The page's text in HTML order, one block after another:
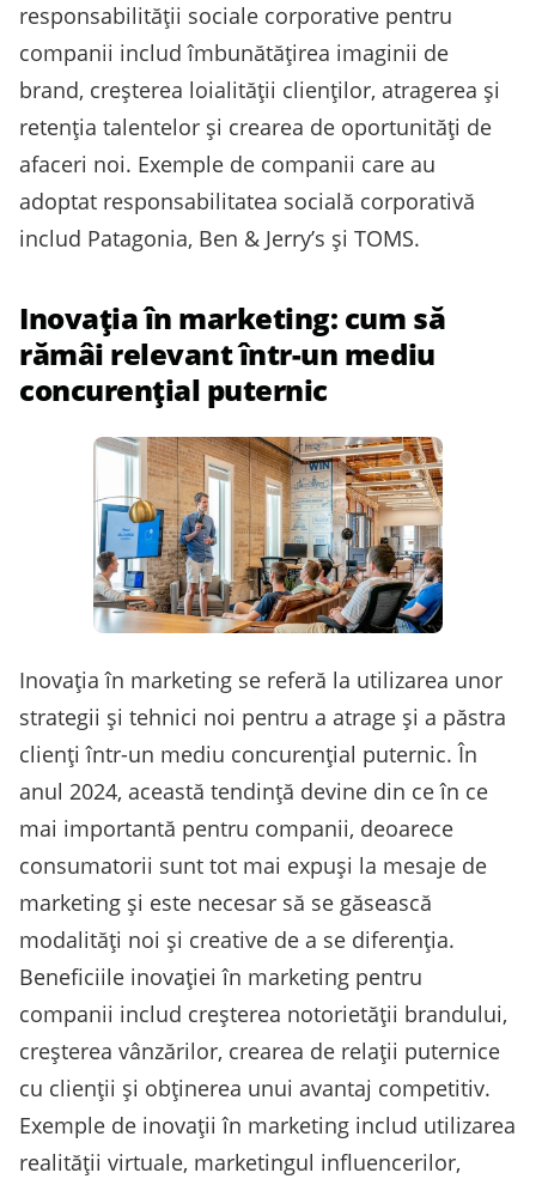
responsabilității sociale corporative pentru
companii includ îmbunătățirea imaginii de
brand, creșterea loialității clienților, atragerea și
retenția talentelor și crearea de oportunități de
afaceri noi. Exemple de companii care au
adoptat responsabilitatea socială corporativă
includ Patagonia, Ben & Jerry’s și TOMS.
Inovația în marketing: cum să
rămâi relevant într-un mediu
concurențial puternic
Inovația în marketing se referă la utilizarea unor
strategii și tehnici noi pentru a atrage și a păstra
clienți într-un mediu concurențial puternic. În
anul 2024, această tendință devine din ce în ce
mai importantă pentru companii, deoarece
consumatorii sunt tot mai expuși la mesaje de
marketing și este necesar să se găsească
modalități noi și creative de a se diferenția.
Beneficiile inovației în marketing pentru
companii includ creșterea notorietății brandului,
creșterea vânzărilor, crearea de relații puternice
cu clienții și obținerea unui avantaj competitiv.
Exemple de inovații în marketing includ utilizarea
realității virtuale, marketingul influencerilor,